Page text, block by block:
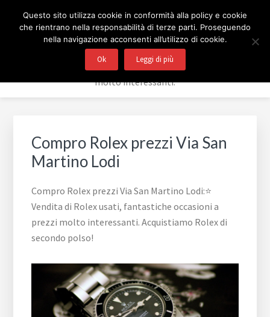
navigazione
COMPRO E VENDO ROLEX
BERGAMO
⭐ Vendita di Rolex usati, fantastiche occasioni a prezzi
molto interessanti.
Compro Rolex prezzi Via San
Martino Lodi
Compro Rolex prezzi Via San Martino Lodi:⭐
Vendita di Rolex usati, fantastiche occasioni a
prezzi molto interessanti. Acquistiamo Rolex di
secondo polso!
Questo sito utilizza cookie in conformità alla policy e cookie
che rientrano nella responsabilità di terze parti. Proseguendo
nella navigazione acconsenti all’utilizzo di cookie.
Ok Leggi di più